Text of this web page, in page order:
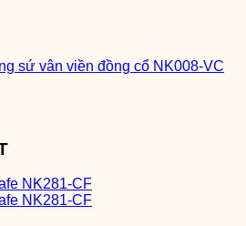
sứ vân viền đồng cổ NK008-VC